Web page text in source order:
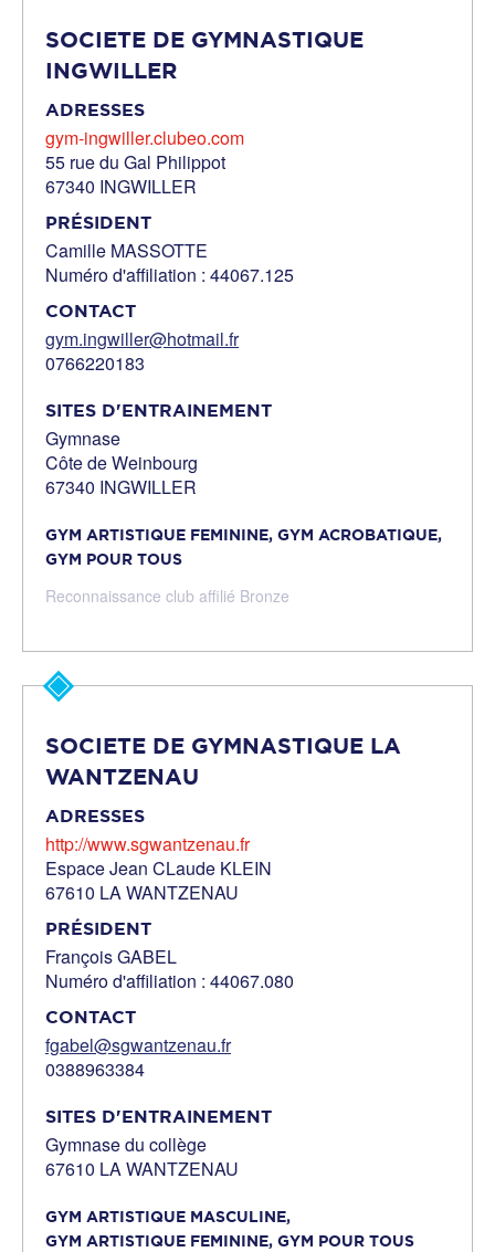
SOCIETE DE GYMNASTIQUE
INGWILLER
ADRESSES
gym-ingwiller.clubeo.com
55 rue du Gal Philippot
67340 INGWILLER
PRÉSIDENT
Camille MASSOTTE
Numéro d'affiliation : 44067.125
CONTACT
gym.ingwiller@hotmail.fr
0766220183
SITES D'ENTRAINEMENT
Gymnase
Côte de Weinbourg
67340 INGWILLER
GYM ARTISTIQUE FEMININE, GYM ACROBATIQUE,
GYM POUR TOUS
Reconnaissance club affilié Bronze
SOCIETE DE GYMNASTIQUE LA
WANTZENAU
ADRESSES
http://www.sgwantzenau.fr
Espace Jean CLaude KLEIN
67610 LA WANTZENAU
PRÉSIDENT
François GABEL
Numéro d'affiliation : 44067.080
CONTACT
fgabel@sgwantzenau.fr
0388963384
SITES D'ENTRAINEMENT
Gymnase du collège
67610 LA WANTZENAU
GYM ARTISTIQUE MASCULINE,
GYM ARTISTIQUE FEMININE, GYM POUR TOUS